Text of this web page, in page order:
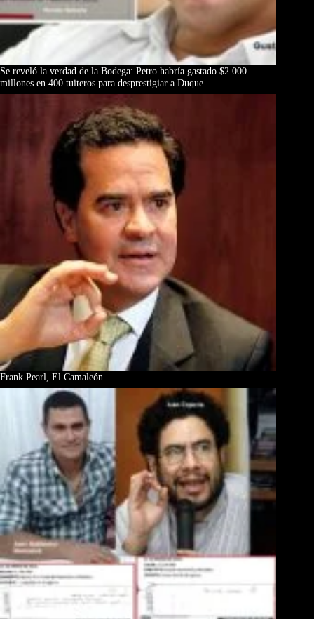
Se reveló la verdad de la Bodega: Petro habría gastado $2.000
millones en 400 tuiteros para desprestigiar a Duque
Frank Pearl, El Camaleón